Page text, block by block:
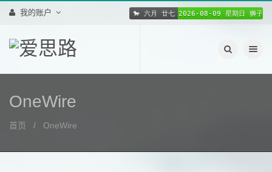
我的账户
OneWire
首页 OneWire